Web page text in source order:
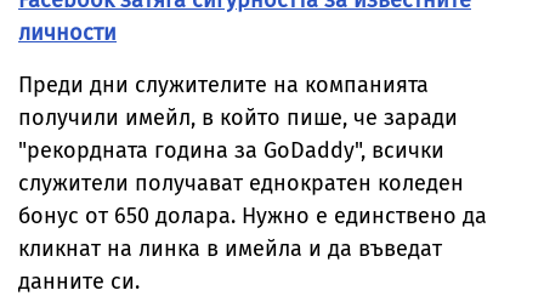
личности
Преди дни служителите на компанията
получили имейл, в който пише, че заради
"рекордната година за GoDaddy", всички
служители получават еднократен коледен
бонус от 650 долара. Нужно е единствено да
кликнат на линка в имейла и да въведат
данните си.